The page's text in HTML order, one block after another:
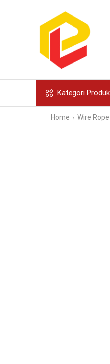
Kategori Produk
Home Wire Rope